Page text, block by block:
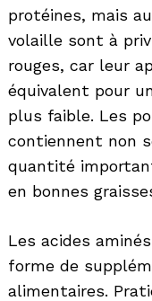
protéines, mais
volaille sont à
rouges, car leur
équivalent pour
plus faible. Les
contiennent non
quantité
en bonnes
Les acides
forme de
alimentaires.